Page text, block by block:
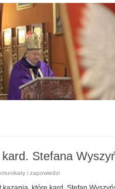
Stefana
i zapowiedzi